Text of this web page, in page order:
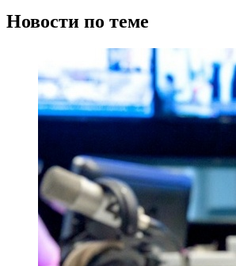
Новости по теме